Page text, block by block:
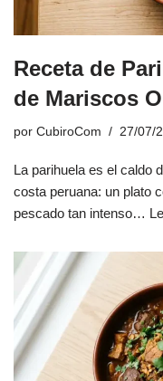
Receta de
de Mariscos
por CubiroCom 27/07/
La parihuela es el caldo
costa peruana: un plato
pescado tan intenso…